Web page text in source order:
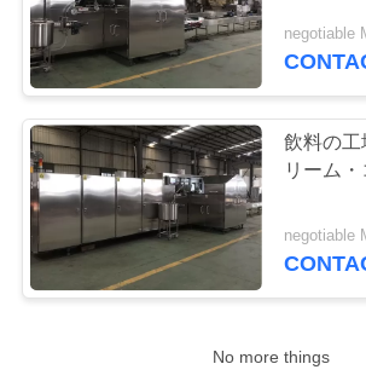
達
に
連
絡
し
て
下
ン
機械を作るワ
ルの円錐形
negotiable
飲料の工
リーム
negotiable
No more things